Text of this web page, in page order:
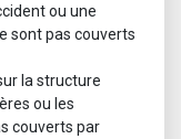
ou une
sont pas couverts
la structure
ou les
couverts par